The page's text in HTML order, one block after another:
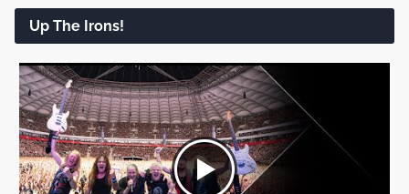
Up The Irons!